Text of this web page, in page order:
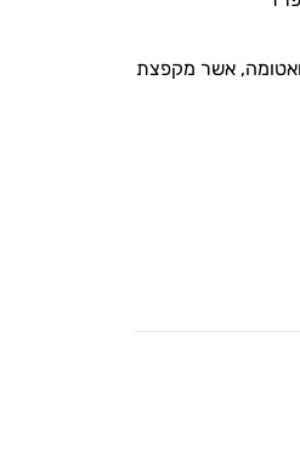
אשר מקפצת